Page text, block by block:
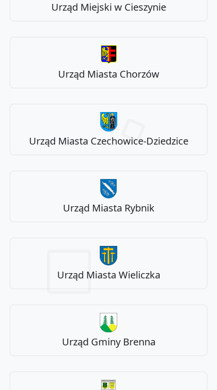
Urząd Miejski w Cieszynie
Urząd Miasta Chorzów
Urząd Miasta Czechowice-Dziedzice
Urząd Miasta Rybnik
Urząd Miasta Wieliczka
Urząd Gminy Brenna